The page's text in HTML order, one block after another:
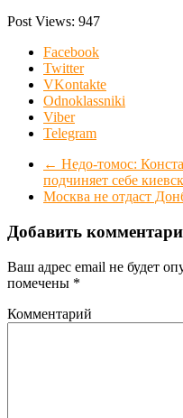
Post Views: 947
Facebook
Twitter
VKontakte
Odnoklassniki
Viber
Telegram
← Недо-томос:
подчиняет себе
Москва не отдаст
Добавить
Ваш адрес email не будет
помечены *
Комментарий